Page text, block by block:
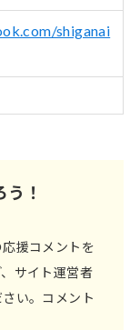
shiganai
！
援コメントを
サイト運営者
い。コメント